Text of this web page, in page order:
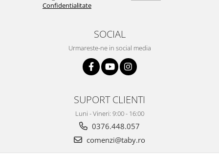
Confidentialitate
SOCIAL
Urmareste-ne in social media
SUPORT CLIENTI
Luni - Vineri: 9:00 - 16:00
0376.448.057
comenzi@taby.ro